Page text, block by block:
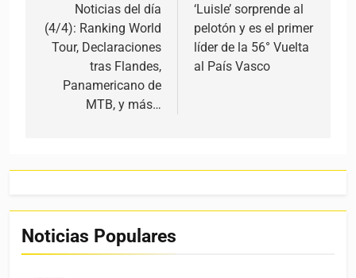
Noticias del día
(4/4): Ranking World
Tour, Declaraciones
tras Flandes,
Panamericano de
MTB, y más…
‘Luisle’ sorprende al
pelotón y es el primer
líder de la 56° Vuelta
al País Vasco
Noticias Populares